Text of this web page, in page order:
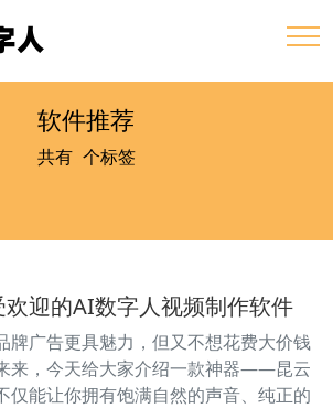
软件推荐
共有3 个标签
欢迎的AI数字人视频制作软件
牌广告更具魅力，但又不想花费大价钱
来，今天给大家介绍一款神器——昆云
仅能让你拥有饱满自然的声音、纯正的